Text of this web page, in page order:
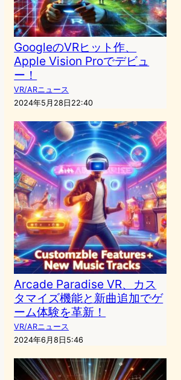
GoogleのVRヒット作、
Apple Vision Proでデビュ
ー！
VR/ARニュース
2024年5月28日22:40
Arcade Paradise VR、カス
タマイズ機能と新曲追加でゲ
ーム体験を革新！
VR/ARニュース
2024年6月8日5:46